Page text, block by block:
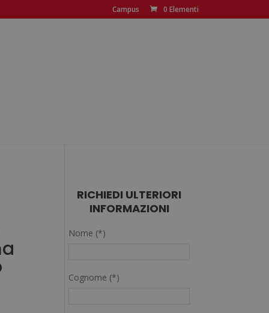
Campus 0 Elementi
RICHIEDI ULTERIORI
INFORMAZIONI
Nome (*)
Cognome (*)